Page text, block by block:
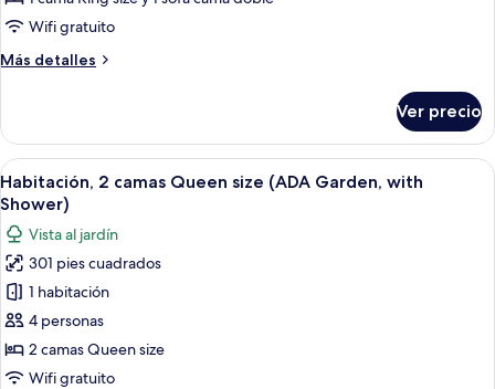
King
y
(Bay
Front,
Second
Floor)
Wifi gratuito
Más detalles
Más
1
cama
King
size
sofá
cama
(Bay
Front,
Second
Ver precio
Abrir
todas
las
fotos
de
Habitación,
2
camas
Queen
Un baño moderno con tocador de
6
Habitación, 2 camas Queen size (ADA Garden, with
Shower)
Vista al jardín
301 pies cuadrados
1 habitación
4 personas
2 camas Queen size
Wifi gratuito